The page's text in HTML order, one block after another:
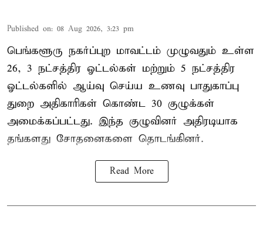
Published on: 08 Aug 2026, 3:23 pm
பெங்களூரு நகர்ப்புற மாவட்டம் முழுவதும் உள்ள
26, 3 நட்சத்திர ஓட்டல்கள் மற்றும் 5 நட்சத்திர
ஓட்டல்களில் ஆய்வு செய்ய உணவு பாதுகாப்பு
துறை அதிகாரிகள் கொண்ட 30 குழுக்கள்
அமைக்கப்பட்டது. இந்த குழுவினர் அதிரடியாக
தங்களது சோதனைகளை தொடங்கினர்.
Read More